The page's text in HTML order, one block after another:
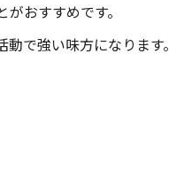
おすすめです。
で強い味方になります。